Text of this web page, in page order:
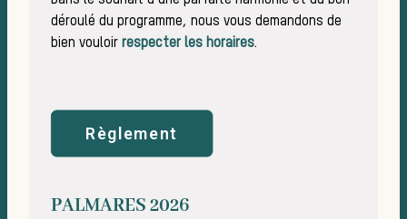
déroulé du programme, nous vous demandons de
bien vouloir respecter les horaires.
Règlement
PALMARES 2026